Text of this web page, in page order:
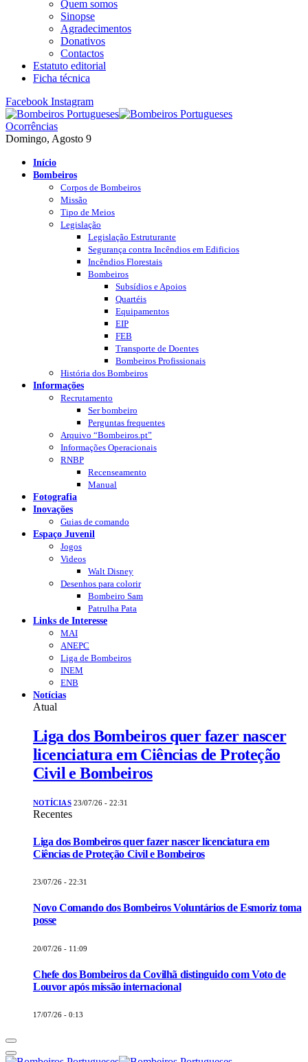
Quem somos
Sinopse
Agradecimentos
Donativos
Contactos
Estatuto editorial
Ficha técnica
Facebook Instagram
Ocorrências
Domingo, Agosto 9
Início
Bombeiros
Corpos de Bombeiros
Missão
Tipo de Meios
Legislação
Legislação Estruturante
Segurança contra Incêndios em Edificios
Incêndios Florestais
Bombeiros
Subsídios e Apoios
Quartéis
Equipamentos
EIP
FEB
Transporte de Doentes
Bombeiros Profissionais
História dos Bombeiros
Informações
Recrutamento
Ser bombeiro
Perguntas frequentes
Arquivo “Bombeiros.pt”
Informações Operacionais
RNBP
Recenseamento
Manual
Fotografia
Inovações
Guias de comando
Espaço Juvenil
Jogos
Videos
Walt Disney
Desenhos para colorir
Bombeiro Sam
Patrulha Pata
Links de Interesse
MAI
ANEPC
Liga de Bombeiros
INEM
ENB
Notícias
Atual
Liga dos Bombeiros quer fazer nascer
licenciatura em Ciências de Proteção
Civil e Bombeiros
NOTÍCIAS 23/07/26 - 22:31
Recentes
Liga dos Bombeiros quer fazer nascer licenciatura em
Ciências de Proteção Civil e Bombeiros
23/07/26 - 22:31
Novo Comando dos Bombeiros Voluntários de Esmoriz toma
posse
20/07/26 - 11:09
Chefe dos Bombeiros da Covilhã distinguido com Voto de
Louvor após missão internacional
17/07/26 - 0:13